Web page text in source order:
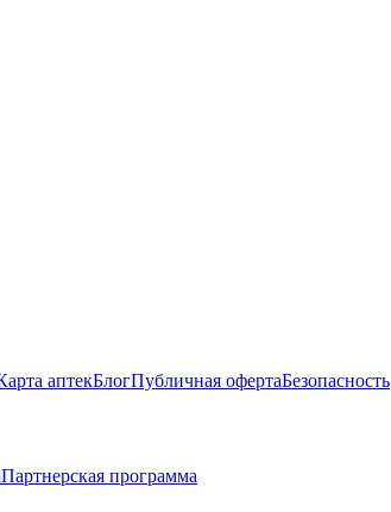
аптекБлогПубличная офертаБезопасность
Партнерская программа